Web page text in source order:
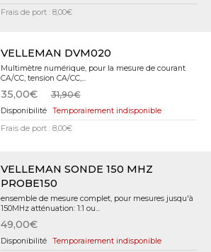
Frais de port : 8,00€
VELLEMAN DVM020
Multimètre numérique, pour la mesure de courant
CA/CC, tension CA/CC,...
35,00€ 31,90€
Temporairement indisponible
Frais de port : 8,00€
VELLEMAN SONDE 150 MHZ
PROBE150
ensemble de mesure complet, pour mesures jusqu'à
150MHz atténuation: 1:1 ou...
49,00€
Temporairement indisponible